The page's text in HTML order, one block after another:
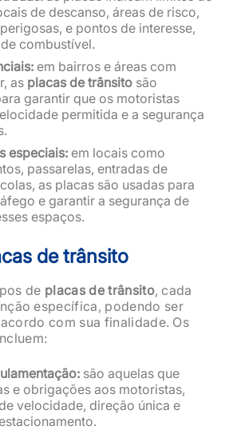
de descanso, áreas de risco,
e pontos de interesse,
combustível.
em bairros e áreas com
as placas de trânsito são
garantir que os motoristas
permitida e a segurança
especiais:em locais como
passarelas, entradas de
as placas são usadas para
e garantir a segurança de
espaços.
de trânsito
de placas de trânsito, cada
específica, podendo ser
com sua finalidade. Os
são aquelas que
e obrigações aos motoristas,
velocidade, direção única e